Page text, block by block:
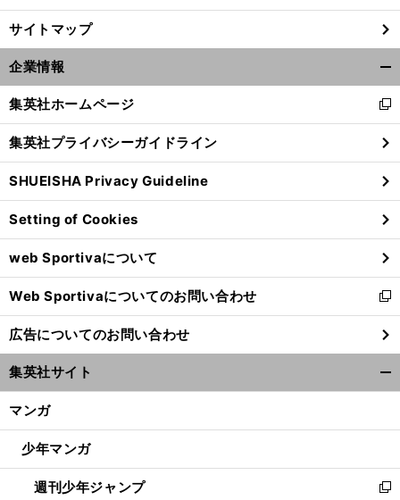
168 】 ・
。
へ
サイトマップ
企業情報
閉
る
集英社ホームページ
新
し
い
ウ
ィ
ン
ド
ウ
で
開
く
集英社プライバシーガイドライン
SHUEISHA Privacy Guideline
Setting of Cookies
web Sportivaについて
Web Sportivaについてのお問い合わせ
新
し
い
ウ
ィ
ン
ウ
開
く
広告についてのお問い合わせ
集英社サイト
マンガ
少年マンガ
週刊少年ジャンプ
新